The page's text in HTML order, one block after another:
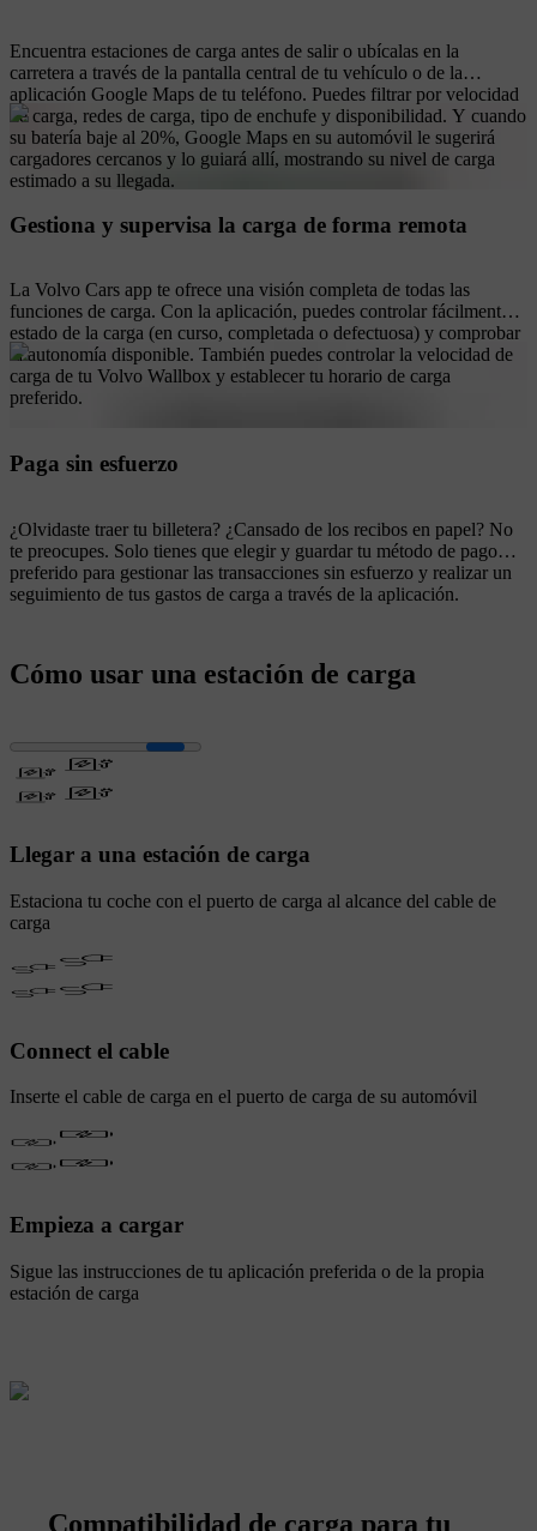
Encuentra estaciones de carga antes de salir o ubícalas en la
carretera a través de la pantalla central de tu vehículo o de la
aplicación Google Maps de tu teléfono. Puedes filtrar por velocidad
de carga, redes de carga, tipo de enchufe y disponibilidad. Y cuando
su batería baje al 20%, Google Maps en su automóvil le sugerirá
cargadores cercanos y lo guiará allí, mostrando su nivel de carga
estimado a su llegada.
Gestiona y supervisa la carga de forma remota
La Volvo Cars app te ofrece una visión completa de todas las
funciones de carga. Con la aplicación, puedes controlar fácilmente el
estado de la carga (en curso, completada o defectuosa) y comprobar
la autonomía disponible. También puedes controlar la velocidad de
carga de tu Volvo Wallbox y establecer tu horario de carga
preferido.
Paga sin esfuerzo
¿Olvidaste traer tu billetera? ¿Cansado de los recibos en papel? No
te preocupes. Solo tienes que elegir y guardar tu método de pago
preferido para gestionar las transacciones sin esfuerzo y realizar un
seguimiento de tus gastos de carga a través de la aplicación.
Cómo usar una estación de carga
Llegar a una estación de carga
Estaciona tu coche con el puerto de carga al alcance del cable de
carga
Connect el cable
Inserte el cable de carga en el puerto de carga de su automóvil
Empieza a cargar
Sigue las instrucciones de tu aplicación preferida o de la propia
estación de carga
Compatibilidad de carga para tu